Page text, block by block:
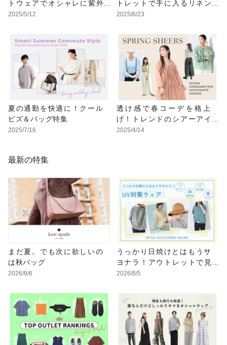
トウェアでオシャレに紫外
線対策
2025/5/12
トレットで手に入るリネン
アイテム
2025/6/23
夏の通勤を快適に！クール
ビズ＆バッグ特集
2025/7/16
透け感で春コーデを格上
げ！トレンドのシアーアイ
テムはお得にGET♪
2025/4/14
最新の特集
まだ夏。でも次に欲しいの
は秋バッグ
2026/8/6
うっかり日焼けとはもうサ
ヨナラ！アウトレットで見
つけるUV対策ウェア
2026/8/5